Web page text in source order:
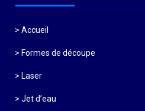
Accueil
Formes de découpe
Laser
Jet d’eau